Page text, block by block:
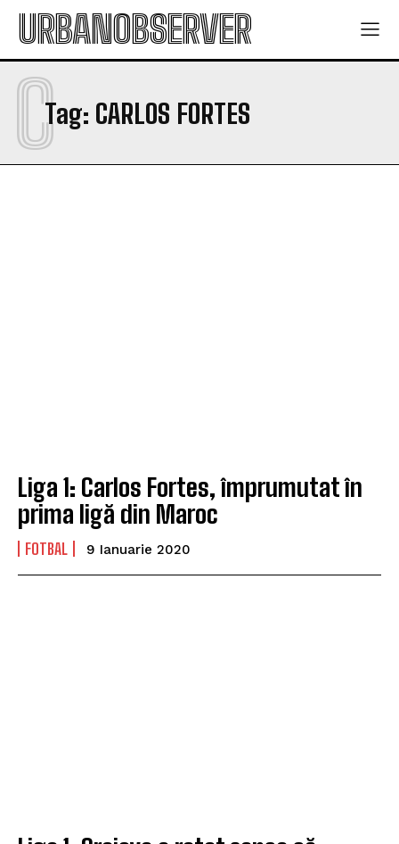
URBANOBSERVER
Tag: CARLOS FORTES
C
Liga 1: Carlos Fortes, împrumutat în
prima ligă din Maroc
FOTBAL 9 Ianuarie 2020